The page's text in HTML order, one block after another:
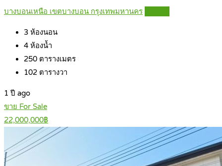
บางบอนเหนือ เขตบางบอน กรุงเทพมหานคร
3 ห้องนอน
4 ห้องน้ำ
250 ตารางเมตร
102 ตารางวา
1 ปี ago
ขาย For Sale
22,000,000฿